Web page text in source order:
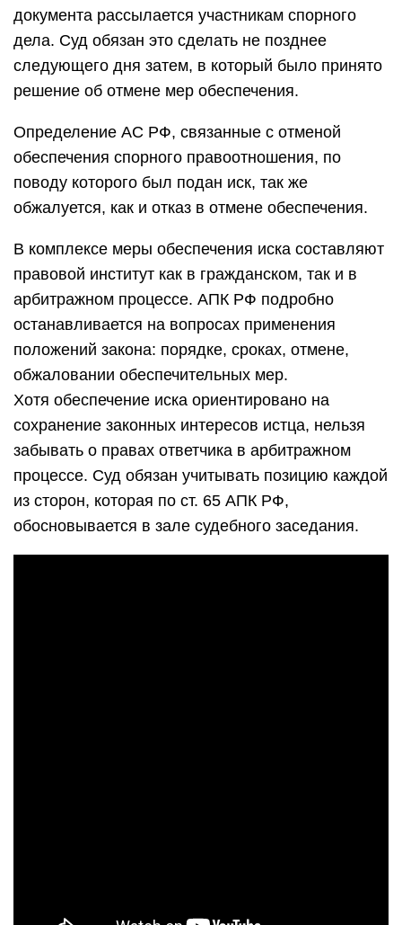
документа рассылается участникам спорного
дела. Суд обязан это сделать не позднее
следующего дня затем, в который было принято
решение об отмене мер обеспечения.
Определение АС РФ, связанные с отменой
обеспечения спорного правоотношения, по
поводу которого был подан иск, так же
обжалуется, как и отказ в отмене обеспечения.
В комплексе меры обеспечения иска составляют
правовой институт как в гражданском, так и в
арбитражном процессе. АПК РФ подробно
останавливается на вопросах применения
положений закона: порядке, сроках, отмене,
обжаловании обеспечительных мер.
Хотя обеспечение иска ориентировано на
сохранение законных интересов истца, нельзя
забывать о правах ответчика в арбитражном
процессе. Суд обязан учитывать позицию каждой
из сторон, которая по ст. 65 АПК РФ,
обосновывается в зале судебного заседания.